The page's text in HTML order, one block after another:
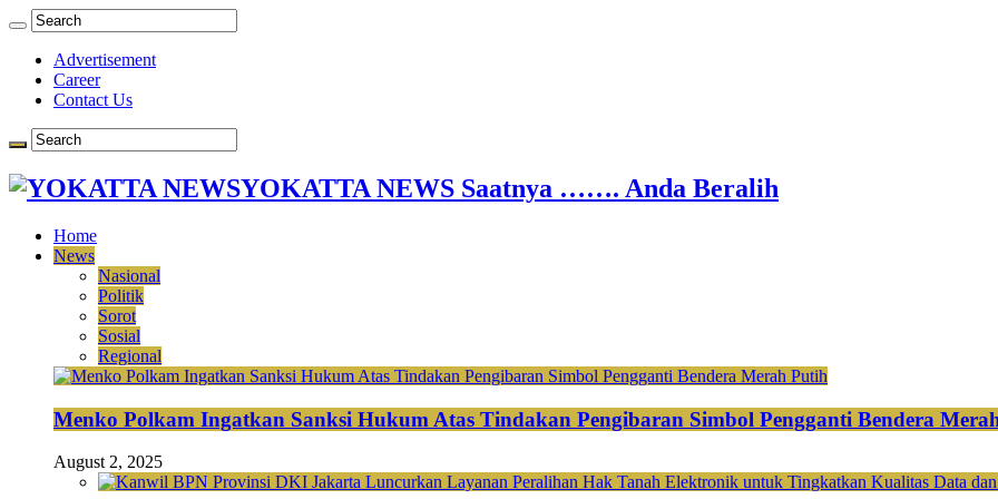
Advertisement
Career
Contact Us
YOKATTA NEWS Saatnya ……. Anda Beralih
Home
News
Nasional
Politik
Sorot
Sosial
Regional
Menko Polkam Ingatkan Sanksi Hukum Atas Tindakan Pengibaran Simbol Pengganti Bendera
August 2, 2025